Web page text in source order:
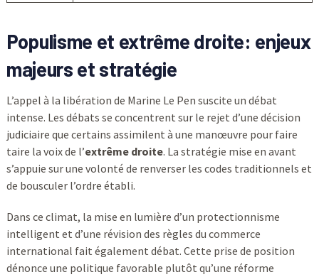
Populisme et extrême droite: enjeux
majeurs et stratégie
L’appel à la libération de Marine Le Pen suscite un débat
intense. Les débats se concentrent sur le rejet d’une décision
judiciaire que certains assimilent à une manœuvre pour faire
taire la voix de l’extrême droite. La stratégie mise en avant
s’appuie sur une volonté de renverser les codes traditionnels et
de bousculer l’ordre établi.
Dans ce climat, la mise en lumière d’un protectionnisme
intelligent et d’une révision des règles du commerce
international fait également débat. Cette prise de position
dénonce une politique favorable plutôt qu’une réforme